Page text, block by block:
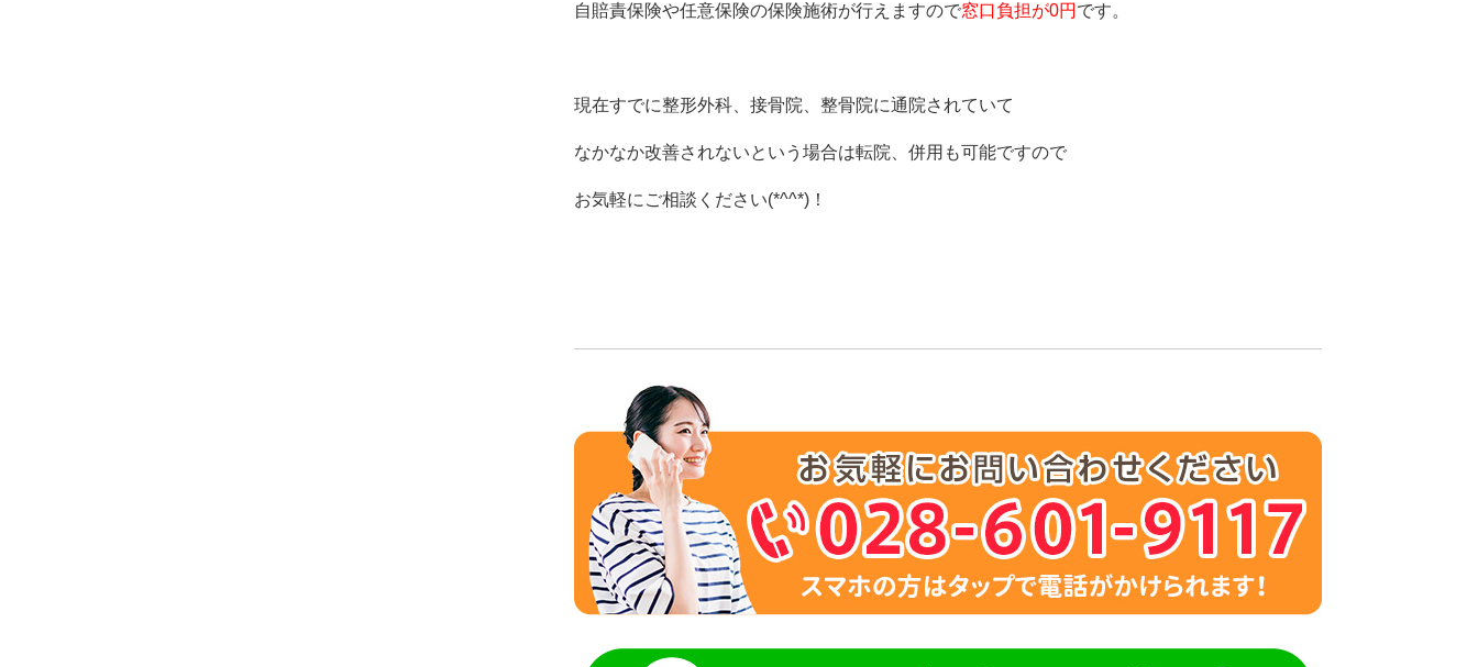
自賠責保険や任意保険の保険施術が行えますので窓口負担が0円 です。
現在すでに整形外科、接骨院、整骨院に通院されていて
なかなか改善されないという場合は転院、併用も可能ですので
お気軽にご相談ください(*^^*)！